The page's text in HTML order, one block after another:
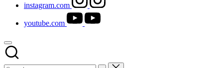
instagram.com
youtube.com